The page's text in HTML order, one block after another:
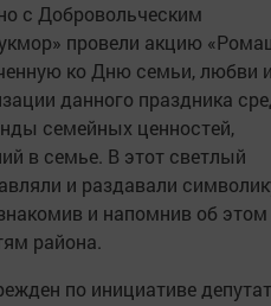
с Добровольческим
провели акцию
ко Дню семьи, любви
данного праздника
семейных ценностей,
в семье. В этот светлый
и раздавали
и напомнив об этом
района.
по инициативе